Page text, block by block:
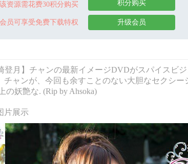
该资源需花费30积分购买
会员可享受免费下载特权
积分购买
升级会员
登月】チャンの最新イメージDVDがスパイスビ
ャンが、今回も余すことのない大胆なセクシー
の妖艶な. (Rip by Ahsoka)
片展示